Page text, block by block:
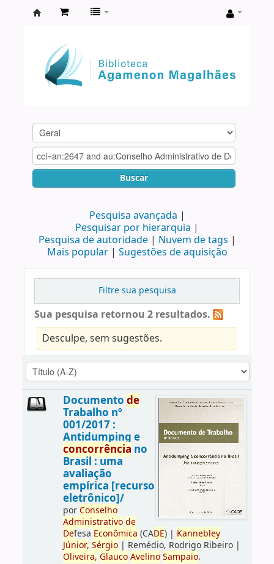
Agamenon
Magalhães
Buscar
Pesquisa avançada
Pesquisar por hierarquia
Pesquisa de autoridade
Nuvem de tags
Mais popular
Sugestões de aquisição
Filtre sua pesquisa
Sua pesquisa retornou 2 resultados.
Desculpe, sem sugestões.
Documento de
Trabalho nº
001/2017 :
Antidumping e
concorrência no
Brasil : uma
avaliação
empírica [recurso
eletrônico]/
porConselho
Administrativo de
Defesa Econômica (CADE)| Kannebley
Júnior, Sérgio| Remédio, Rodrigo Ribeiro|
Oliveira, Glauco Avelino Sampaio.